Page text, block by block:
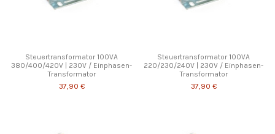
Steuertransformator 100VA
380/400/420V | 230V / Einphasen-
Transformator
37,90 €
Steuertransformator 100VA
220/230/240V | 230V / Einphasen-
Transformator
37,90 €